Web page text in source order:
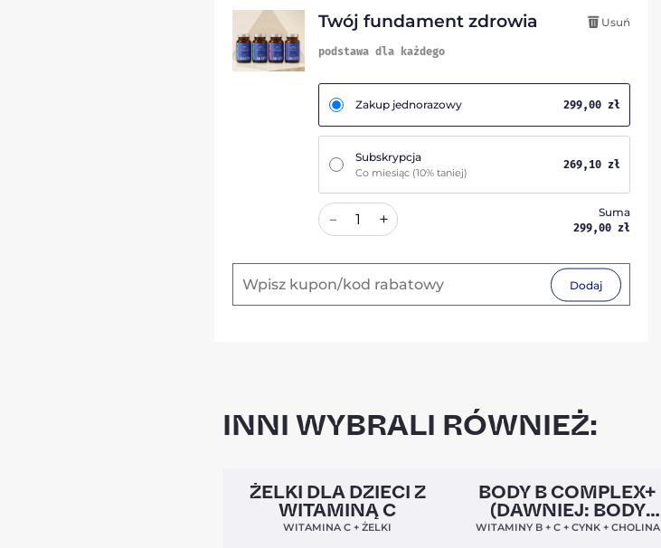
Twój fundament zdrowia
podstawa dla każdego
Usuń
Zakup jednorazowy 299,00 zł
Subskrypcja
Co miesiąc (10% taniej)
269,10 zł
– + Suma
299,00 zł
Dodaj
INNI WYBRALI RÓWNIEŻ:
Clean Label 5,0
ŻELKI DLA DZIECI Z
WITAMINĄ C
WITAMINA C + ŻELKI
Clean Label Nowa Formuła
BODY B COMPLEX+
(DAWNIEJ: BODY
BALANCE)
WITAMINY B + C + CYNK + CHOLINA